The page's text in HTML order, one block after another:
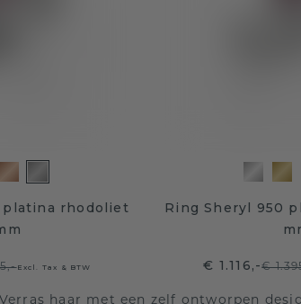
platina rhodoliet
Excl. Tax & BTW
Ring Sheryl 950
€ 1.116,-€
Verras haar met een zelf ontworpen